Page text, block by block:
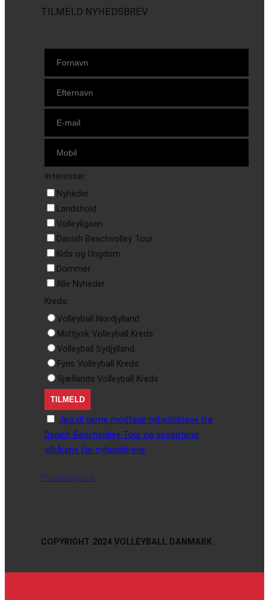
TILMELD NYHEDSBREV
Interesser:
Nyheder
Landshold
Volleyligaen
Danish Beachvolley Tour
Kids og Ungdom
Dommer
Alle Nyheder
Kreds:
Volleyball Nordjylland
Midtjysk Volleyball Kreds
Volleyball Sydjylland
Fyns Volleyball Kreds
Sjællands Volleyball Kreds
Jeg vil gerne modtage nyhedsbreve fra
Danish Beachvolley Tour og accepterer
vilkårene for nyhedsbreve
Privatlivspolitik
COPYRIGHT 2024 VOLLEYBALL DANMARK